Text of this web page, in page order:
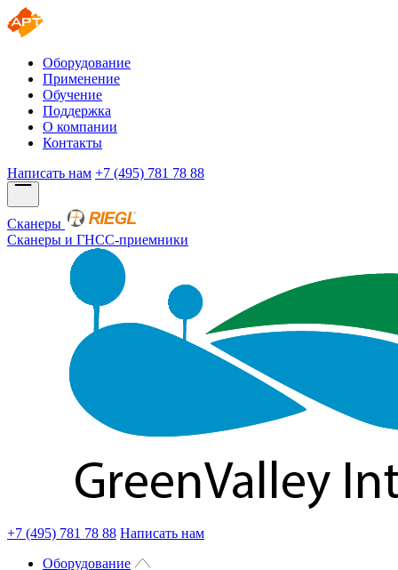
Оборудование
Применение
Обучение
Поддержка
О компании
Контакты
Написать нам +7 (495) 781 78 88
Сканеры
Сканеры и ГНСС-приемники
+7 (495) 781 78 88 Написать нам
Оборудование